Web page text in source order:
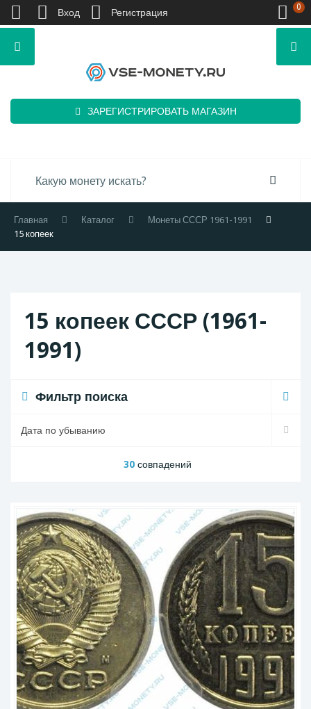
ЗАРЕГИСТРИРОВАТЬ МАГАЗИН
Главная Каталог
Монеты СССР 1961-1991
15 копеек
15 копеек СССР (1961-
1991)
Фильтр поиска
30совпадений
Вход Регистрация 0